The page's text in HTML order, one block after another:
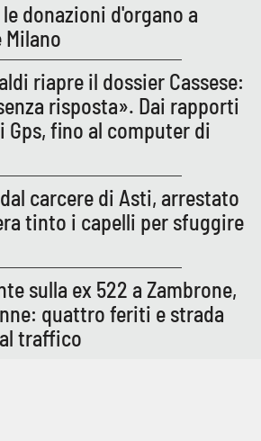
donazioni d'organo a
Milano
riapre il dossier Cassese:
risposta». Dai rapporti
Gps, fino al computer di
carcere di Asti, arrestato
tinto i capelli per sfuggire
sulla ex 522 a Zambrone,
quattro feriti e strada
traffico